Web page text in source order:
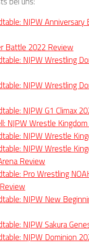
NJPW
Battle 2022 Review
NJPW Wrestling
NJPW Wrestling
NJPW G1 Climax
NJPW Wrestle
NJPW Wrestle
NJPW Wrestle
Review
Pro Wrestling
NJPW New
NJPW Sakura
NJPW Dominion